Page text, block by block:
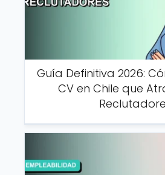
Guía Definitiva 2026:
CV en Chile que